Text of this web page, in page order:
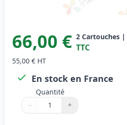
66,00 € 2 Cartouches |
TTC
55,00 € HT
En stock en France
Quantité
Quantité
Utilisez les boutons pour ajuster
− +
Quantité